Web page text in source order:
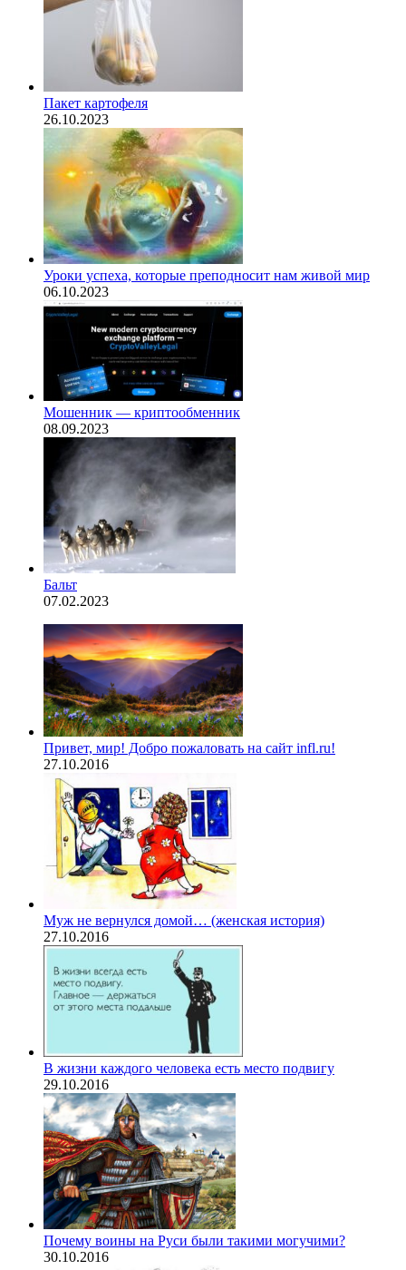
Пакет картофеля
26.10.2023
​Уроки успеха, которые преподносит нам живой мир
06.10.2023
Мошенник — криптообменник
08.09.2023
Бальт
07.02.2023
Привет, мир! Добро пожаловать на сайт infl.ru!
27.10.2016
Муж не вернулся домой… (женская история)
27.10.2016
В жизни каждого человека есть место подвигу
29.10.2016
Почему воины на Руси были такими могучими?
30.10.2016